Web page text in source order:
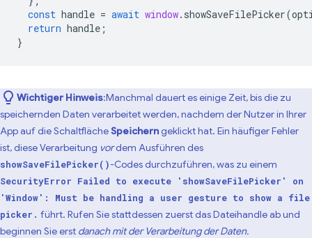
const handle = await window. showSaveFilePicker(
return handle ;
}
Wichtiger Hinweis:Manchmal dauert es einige Zeit, bis die zu
speichernden Daten verarbeitet werden, nachdem der Nutzer in Ihrer
App auf die SchaltflächeSpeicherngeklickt hat. Ein häufiger Fehler
ist, diese Verarbeitung vordem Ausführen des
showSaveFilePicker()-Codes durchzuführen, was zu einem
SecurityError Failed to execute 'showSaveFilePicker' on
'Window': Must be handling a user gesture to show a file
picker. führt. Rufen Sie stattdessen zuerst das Dateihandle ab und
beginnen Sie erst danach mit der Verarbeitung der Daten.